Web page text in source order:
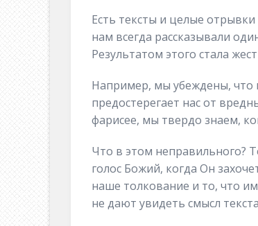
Есть тексты и целые
нам всегда рассказывали
Результатом этого стала
Например, мы убеждены, что
предостерегает нас от
фарисее, мы твердо знаем,
Что в этом неправильного?
голос Божий, когда Он
наше толкование и то, что
не дают увидеть смысл